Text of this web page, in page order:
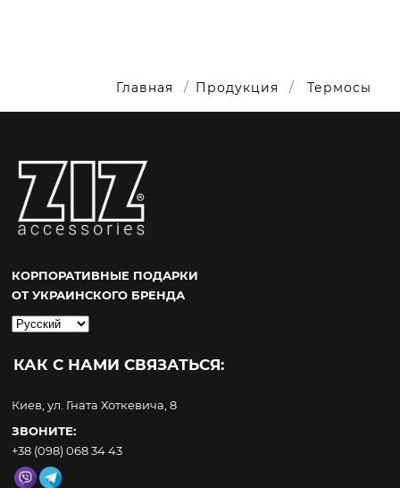
Главная Продукция Термосы
КОРПОРАТИВНЫЕ ПОДАРКИ
ОТ УКРАИНСКОГО БРЕНДА
Выбрать
КАК С НАМИ СВЯЗАТЬСЯ:
Киев, ул. Гната Хоткевича, 8
ЗВОНИТЕ:
+38 (098) 068 34 43